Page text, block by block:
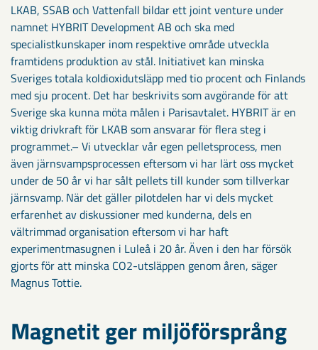
LKAB, SSAB och Vattenfall bildar ett joint venture under
namnet HYBRIT Development AB och ska med
specialistkunskaper inom respektive område utveckla
framtidens produktion av stål. Initiativet kan minska
Sveriges totala koldioxidutsläpp med tio procent och Finlands
med sju procent. Det har beskrivits som avgörande för att
Sverige ska kunna möta målen i Parisavtalet. HYBRIT är en
viktig drivkraft för LKAB som ansvarar för flera steg i
programmet.– Vi utvecklar vår egen pelletsprocess, men
även järnsvampsprocessen eftersom vi har lärt oss mycket
under de 50 år vi har sålt pellets till kunder som tillverkar
järnsvamp. När det gäller pilotdelen har vi dels mycket
erfarenhet av diskussioner med kunderna, dels en
vältrimmad organisation eftersom vi har haft
experimentmasugnen i Luleå i 20 år. Även i den har försök
gjorts för att minska CO2-utsläppen genom åren, säger
Magnus Tottie.
Magnetit ger miljöförsprång